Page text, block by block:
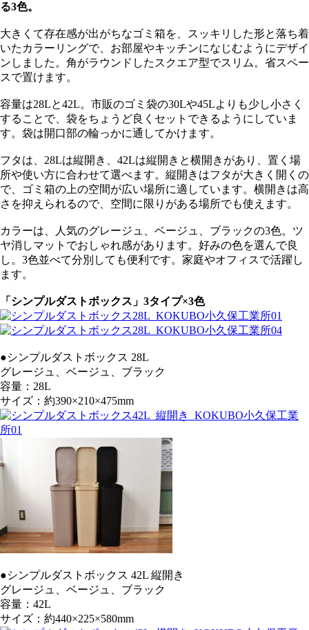
る3色。
大きくて存在感が出がちなゴミ箱を、スッキリした形と落ち着
いたカラーリングで、お部屋やキッチンになじむようにデザイ
ンしました。角がラウンドしたスクエア型でスリム。省スペー
スで置けます。
容量は28Lと42L。市販のゴミ袋の30Lや45Lよりも少し小さく
することで、袋をちょうど良くセットできるようにしていま
す。袋は開口部の輪っかに通してかけます。
フタは、28Lは縦開き、42Lは縦開きと横開きがあり、置く場
所や使い方に合わせて選べます。縦開きはフタが大きく開くの
で、ゴミ箱の上の空間が広い場所に適しています。横開きは高
さを抑えられるので、空間に限りがある場所でも使えます。
カラーは、人気のグレージュ、ベージュ、ブラックの3色。ツ
ヤ消しマットでおしゃれ感があります。好みの色を選んで良
し。3色並べて分別しても便利です。家庭やオフィスで活躍し
ます。
「シンプルダストボックス」3タイプ×3色
●シンプルダストボックス 28L
グレージュ、ベージュ、ブラック
容量：28L
サイズ：約390×210×475mm
●シンプルダストボックス 42L 縦開き
グレージュ、ベージュ、ブラック
容量：42L
サイズ：約440×225×580mm